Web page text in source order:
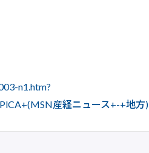
n1.htm?
産経ニュース+-+地方)